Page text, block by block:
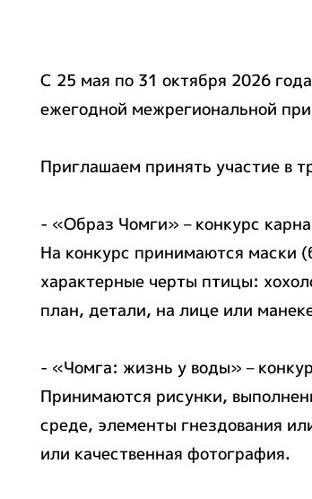
С 25 мая по 31 октября 2026
ежегодной межрегиональной
Приглашаем принять участие в
- «Образ Чомги» – конкурс
На конкурс принимаются маски
характерные черты птицы:
план, детали, на лице или
- «Чомга: жизнь у воды» –
Принимаются рисунки,
среде, элементы гнездования
или качественная фотография.